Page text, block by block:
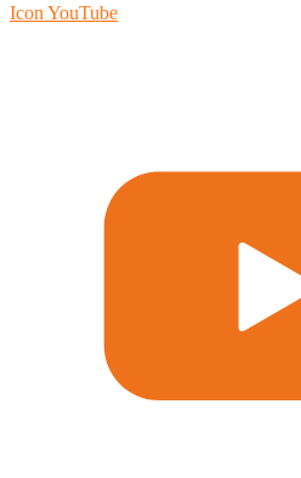
Icon YouTube